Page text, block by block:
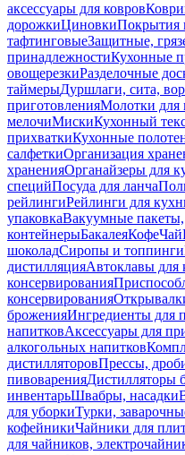
аксессуары для ковров
дорожкиЦиновкиПокрытия
тафтинговыеЗащитные,
принадлежностиКухонные
овощерезкиРазделочные
таймерыДуршлаги, сита,
приготовленияМолотки для
мелочиМискиКухонный
прихваткиКухонные
салфеткиОрганизация
храненияОрганайзеры для
специйПосуда для ланча
рейлингиРейлинги для
упаковкаВакуумные пакеты,
контейнерыБакалеяКофеЧай
шоколадСиропы и топпинги
дистилляцияАвтоклавы для
консервирования
консервирования
броженияИнгредиенты для
напитковАксессуары для
алкогольных напитков
дистилляторовПрессы,
пивоваренияДистилляторы
инвентарьШвабры, насадки
для уборкиТурки,
кофейникиЧайники для
для чайников,